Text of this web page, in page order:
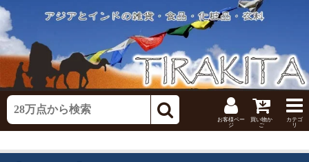
お客様ペー
ジ
買い物か
ご
カテゴ
リ